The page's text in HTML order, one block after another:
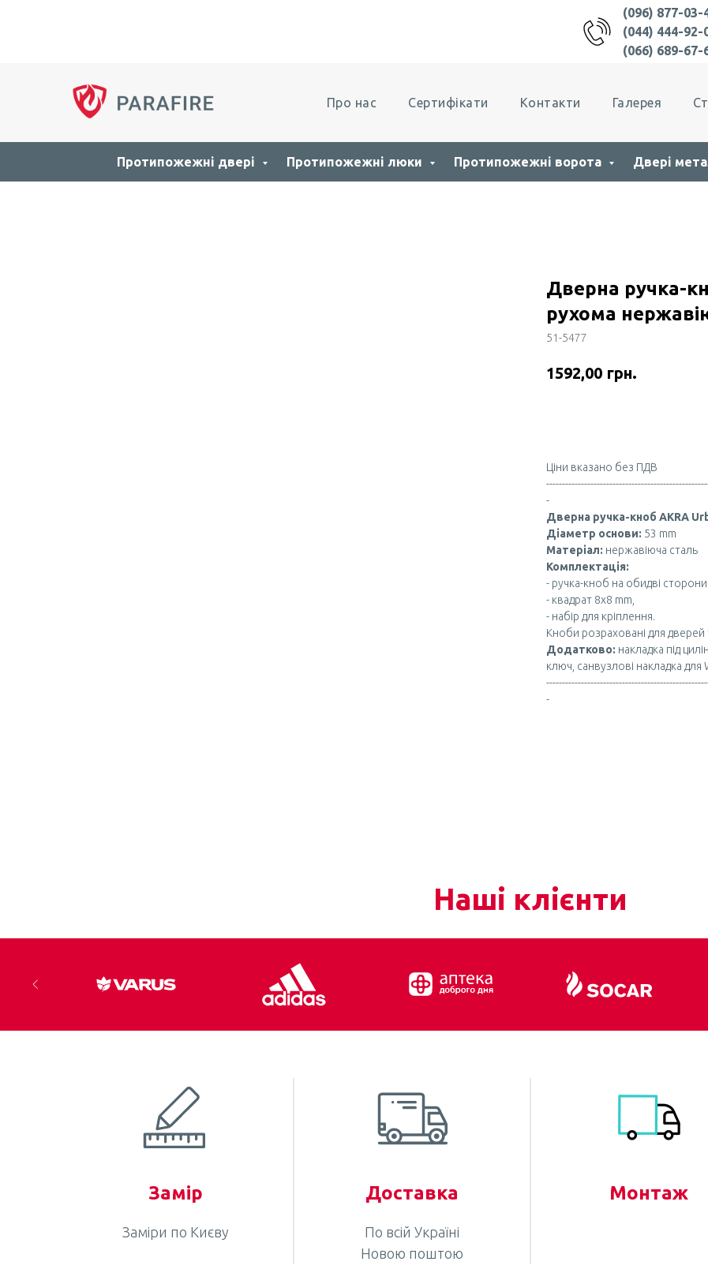
(096) 877-03-
(044) 444-92-
(066) 689-67-
Про нас Сертифікати Контакти Галерея
Протипожежні двері Протипожежні люки Протипожежні ворота Двері
Дверна ручка-
рухома
51-5477
1592,00 грн.
Ціни вказано без ПДВ
-
Дверна ручка-кноб AKRA
Діаметр основи: 53 mm
Матеріал: нержавіюча сталь
Комплектація:
- ручка-кноб на обидві сторони
- квадрат 8x8 mm,
- набір для кріплення.
Кноби розраховані для
Додатково: накладка під
ключ, санвузлові накладка для
-
Наші клієнти
Замір
Заміри по Києву
Доставка
По всій Україні
Новою поштою
Монтаж